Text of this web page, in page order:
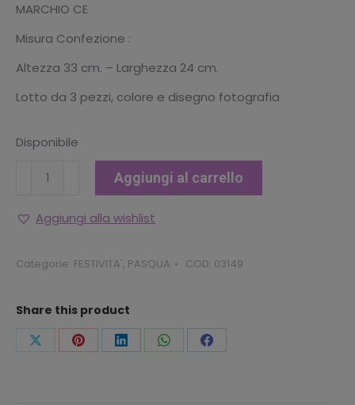
era:
€19.90. €15.92.
MARCHIO CE
Misura Confezione :
Altezza 33 cm. – Larghezza 24 cm.
Lotto da 3 pezzi, colore e disegno fotografia
Disponibile
*PASQUA*
Uovo
con
quantità
Aggiungi al carrello
Aggiungi alla wishlist
Categorie: FESTIVITA', PASQUA COD: 03149
Share this product
CondividiCondividiCondividiCondividiCondividi